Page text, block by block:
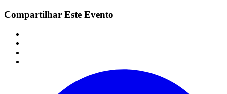
Compartilhar Este Evento